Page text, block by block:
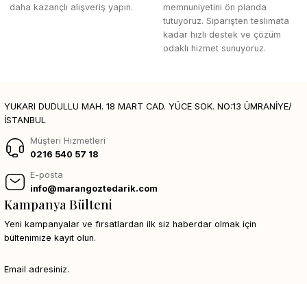
daha kazançlı alışveriş yapın.
memnuniyetini ön planda
tutuyoruz. Siparişten teslimata
kadar hızlı destek ve çözüm
odaklı hizmet sunuyoruz.
YUKARI DUDULLU MAH. 18 MART CAD. YÜCE SOK. NO:13 ÜMRANİYE/
İSTANBUL
Müşteri Hizmetleri
0216 540 57 18
E-posta
info@marangoztedarik.com
Kampanya Bülteni
Yeni kampanyalar ve fırsatlardan ilk siz haberdar olmak için
bültenimize kayıt olun.